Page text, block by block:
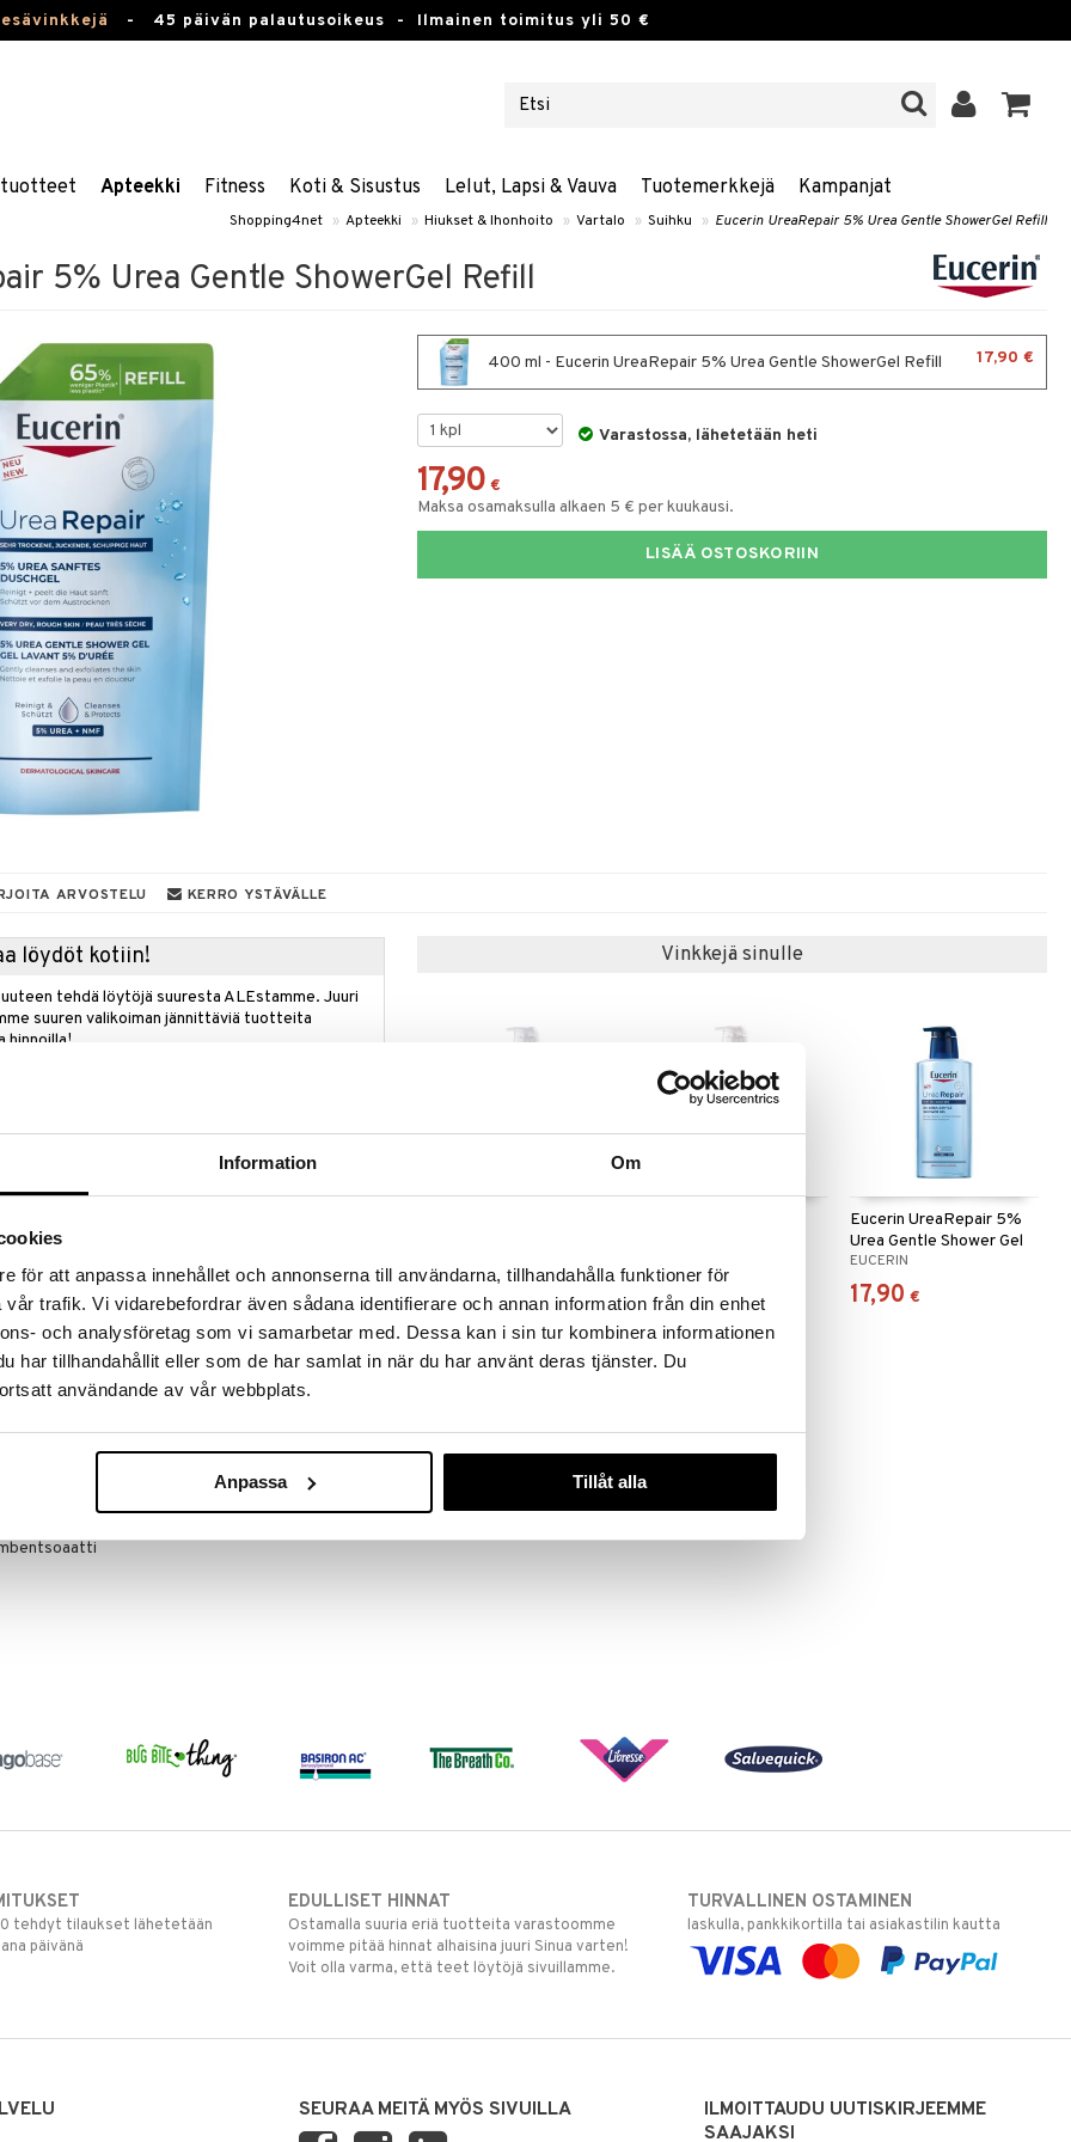
Information Om
för att anpassa innehållet och annonserna till användarna, tillhandahålla funktioner för
trafik. Vi vidarebefordrar även sådana identifierare och annan information från din enhet
och analysföretag som vi samarbetar med. Dessa kan i sin tur kombinera informationen
har tillhandahållit eller som de har samlat in när du har använt deras tjänster. Du
användande av vår webbplats.
Anpassa Tillåt alla
- 45 päivän palautusoikeus - Ilmainen toimitus yli 50 €
Apteekki Fitness Koti & Sisustus Lelut, Lapsi & Vauva Tuotemerkkejä Kampanjat
Shopping4net » Apteekki » Hiukset & Ihonhoito » Vartalo » Suihku » Eucerin UreaRepair 5% Urea Gentle ShowerGel Refill
5% Urea Gentle ShowerGel Refill
400 ml - Eucerin UreaRepair 5% Urea Gentle ShowerGel Refill 17,90 €
Varastossa, lähetetään heti
17,90 €
Maksa osamaksulla alkaen 5 € per kuukausi.
LISÄÄ OSTOSKORIIN
ARVOSTELU KERRO YSTÄVÄLLE
löydöt kotiin!
tehdä löytöjä suuresta ALEstamme. Juuri
suuren valikoiman jännittäviä tuotteita
hinnoilla!
Gel -suihkugeeli on saippua- ja hajusteeton
joka on erityisesti kehitetty päivittäiseen
ja ärtyneelle iholle. Sen ainutlaatuinen yhdistelmä
luonnollisia kosteuttajia – puhdistaa ja kuorii
ihon suojakerrosta. Tuloksena on
Iho tuntuu pehmeämmältä, kosteutetummalta
tunnetta.
Maltodekstriini, Glyseriini, Pantenoli,
Karnitiini, Sitrushappo, Glysiini, Hydrattu
Vinkkejä sinulle
19,90 € 12,50 €
Eucerin UreaRepair 5%
Urea Gentle Shower Gel
EUCERIN
17,90 €
tehdyt tilaukset lähetetään
päivänä
EDULLISET HINNAT
Ostamalla suuria eriä tuotteita varastoomme
voimme pitää hinnat alhaisina juuri Sinua varten!
Voit olla varma, että teet löytöjä sivuillamme.
TURVALLINEN OSTAMINEN
laskulla, pankkikortilla tai asiakastilin kautta
SEURAA MEITÄ MYÖS SIVUILLA
ILMOITTAUDU UUTISKIRJEEMME
SAAJAKSI